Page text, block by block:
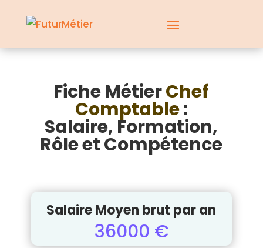
Fiche MétierChef
Comptable:
Salaire, Formation,
Rôle et Compétence
Salaire Moyen brut par an
36000 €